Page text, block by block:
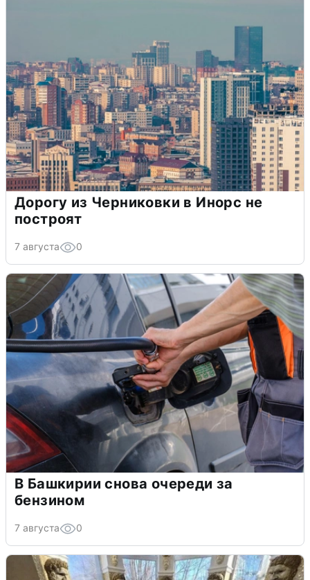
Дорогу из Черниковки в Инорс не
построят
7 августа 0
В Башкирии снова очереди за
бензином
7 августа 0